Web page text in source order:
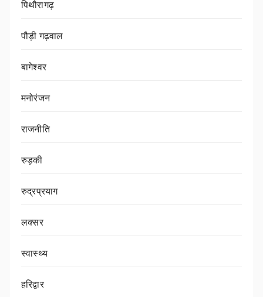
पिथौरागढ़
पौड़ी गढ़वाल
बागेश्वर
मनोरंजन
राजनीति
रुड़की
रुद्रप्रयाग
लक्सर
स्वास्थ्य
हरिद्वार